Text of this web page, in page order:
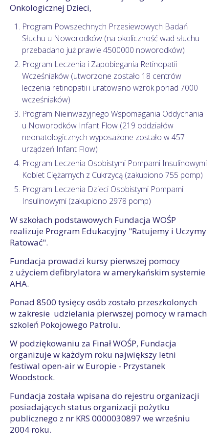
Onkologicznej Dzieci,
Program Powszechnych Przesiewowych Badań
Słuchu u Noworodków (na okoliczność wad słuchu
przebadano już prawie 4500000 noworodków)
Program Leczenia i Zapobiegania Retinopatii
Wcześniaków (utworzone zostało 18 centrów
leczenia retinopatii i uratowano wzrok ponad 7000
wcześniaków)
Program Nieinwazyjnego Wspomagania Oddychania
u Noworodków Infant Flow (219 oddziałów
neonatologicznych wyposażone zostało w 457
urządzeń Infant Flow)
Program Leczenia Osobistymi Pompami Insulinowymi
Kobiet Ciężarnych z Cukrzycą (zakupiono 755 pomp)
Program Leczenia Dzieci Osobistymi Pompami
Insulinowymi (zakupiono 2978 pomp)
W szkołach podstawowych Fundacja WOŚP
realizuje Program Edukacyjny "Ratujemy i Uczymy
Ratować".
Fundacja prowadzi kursy pierwszej pomocy
z użyciem defibrylatora w amerykańskim systemie
AHA.
Ponad 8500 tysięcy osób zostało przeszkolonych
w zakresie udzielania pierwszej pomocy w ramach
szkoleń Pokojowego Patrolu.
W podziękowaniu za Finał WOŚP, Fundacja
organizuje w każdym roku największy letni
festiwal open-air w Europie - Przystanek
Woodstock.
Fundacja została wpisana do rejestru organizacji
posiadających status organizacji pożytku
publicznego z nr KRS 0000030897 we wrześniu
2004 roku.